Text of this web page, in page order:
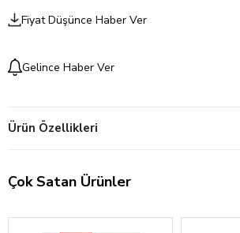
Fiyat Düşünce Haber Ver
Gelince Haber Ver
Ürün Özellikleri
Çok Satan Ürünler